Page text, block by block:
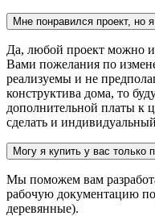
Мне понравился проект, но
Да, любой проект можно
Вами пожелания по
реализуемы и не
конструктива дома, то
дополнительной платы к
сделать и
Могу я купить у вас только
Мы поможем вам
рабочую документацию
деревянные).